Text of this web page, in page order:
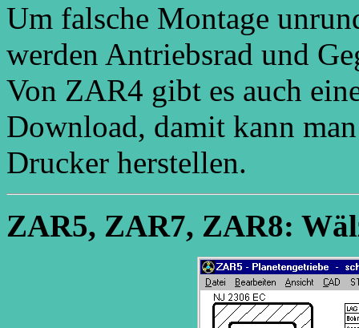
Um falsche Montage
werden Antriebsrad und
Von ZAR4 gibt es auch
Download, damit kann
Drucker herstellen.
ZAR5, ZAR7, ZAR8: